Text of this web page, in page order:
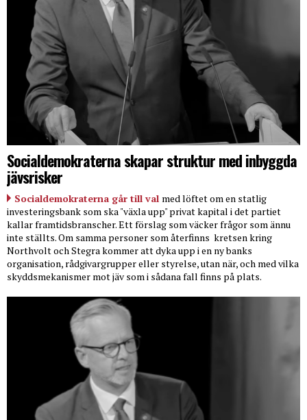
Socialdemokraterna skapar struktur med inbyggda
jävsrisker
Socialdemokraterna går till val med löftet om en statlig
investeringsbank som ska "växla upp" privat kapital i det partiet
kallar framtidsbranscher. Ett förslag som väcker frågor som ännu
inte ställts. Om samma personer som återfinns kretsen kring
Northvolt och Stegra kommer att dyka upp i en ny banks
organisation, rådgivargrupper eller styrelse, utan när, och med vilka
skyddsmekanismer mot jäv som i sådana fall finns på plats.